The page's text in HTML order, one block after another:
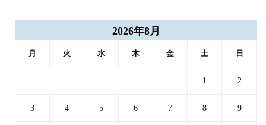
2026年8月
月 火 水 木 金 土 日
1 2
3 4 5 6 7 8 9